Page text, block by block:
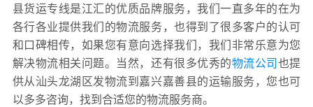
县货运专线是江汇的优质品牌服务，我们一直多年的在为
各行各业提供我们的物流服务，也得到了很多客户的认可
和口碑相传，如果您有意向选择我们，我们非常乐意为您
解决物流相关问题。当然，还有很多优秀的物流公司 也提
供从汕头龙湖区发物流到嘉兴嘉善县的运输服务，您也可
以多多咨询，找到合适您的物流服务商。